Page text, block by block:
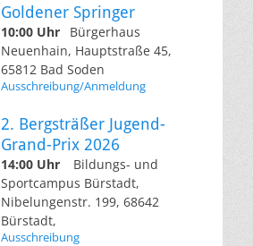
Goldener Springer
10:00 Uhr
Bürgerhaus
Neuenhain, Hauptstraße 45,
65812 Bad Soden
Ausschreibung/Anmeldung
2. Bergsträßer Jugend-
Grand-Prix 2026
14:00 Uhr
Bildungs- und
Sportcampus Bürstadt,
Nibelungenstr. 199, 68642
Bürstadt,
Ausschreibung